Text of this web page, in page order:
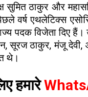
ठाकुर और
वर्ष एथलेटिक्स
पदक विजेता दिए हैं।
ठाकुर, मंजू देवी,
थे।
हमारे